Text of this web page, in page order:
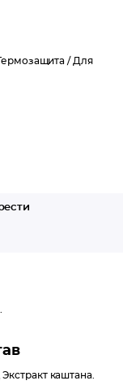
которая
Вашим волосам
/ Для
каштана.